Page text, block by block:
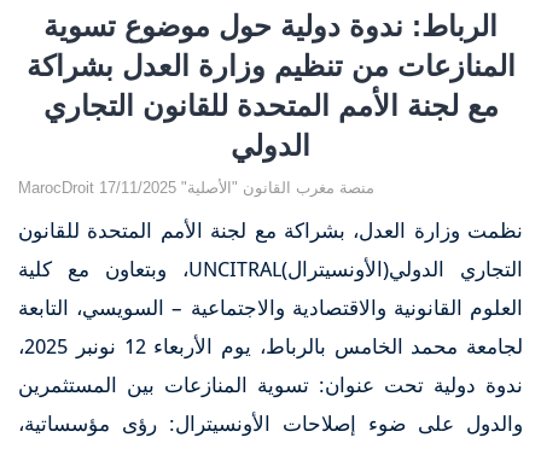
الرباط: ندوة دولية حول موضوع تسوية
المنازعات من تنظيم وزارة العدل بشراكة
مع لجنة الأمم المتحدة للقانون التجاري
الدولي
MarocDroit منصة مغرب القانون "الأصلية" 17/11/2025
نظمت وزارة العدل، بشراكة مع لجنة الأمم المتحدة للقانون
التجاري الدولي(الأونسيترال)UNCITRAL، وبتعاون مع كلية
العلوم القانونية والاقتصادية والاجتماعية – السويسي، التابعة
لجامعة محمد الخامس بالرباط، يوم الأربعاء 12 نونبر 2025،
ندوة دولية تحت عنوان: تسوية المنازعات بين المستثمرين
والدول على ضوء إصلاحات الأونسيترال: رؤى مؤسساتية،